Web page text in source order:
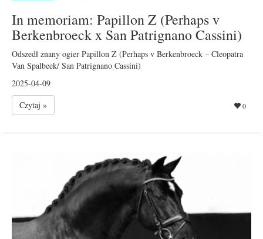
In memoriam: Papillon Z (Perhaps v
Berkenbroeck x San Patrignano Cassini)
Odszedł znany ogier Papillon Z (Perhaps v Berkenbroeck – Cleopatra
Van Spalbeek/ San Patrignano Cassini)
2025-04-09
Czytaj »
0